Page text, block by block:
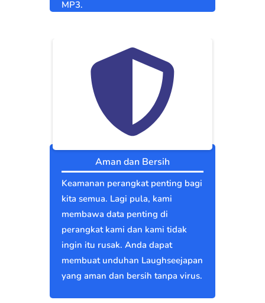
MP3.
Aman dan Bersih
Keamanan perangkat penting bagi
kita semua. Lagi pula, kami
membawa data penting di
perangkat kami dan kami tidak
ingin itu rusak. Anda dapat
membuat unduhan Laughseejapan
yang aman dan bersih tanpa virus.